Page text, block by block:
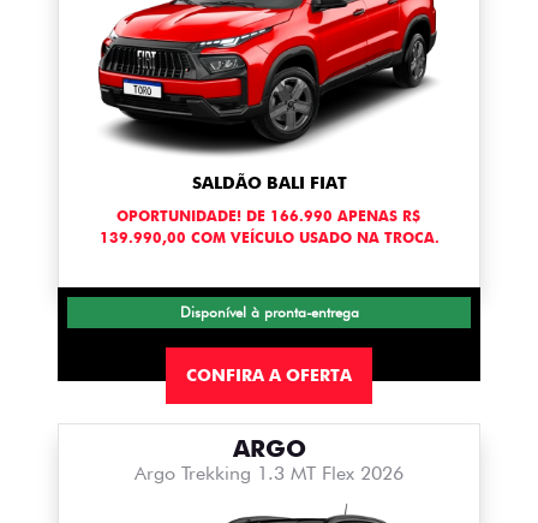
SALDÃO BALI FIAT
OPORTUNIDADE! DE 166.990 APENAS R$
139.990,00 COM VEÍCULO USADO NA TROCA.
Disponível à pronta-entrega
CONFIRA A OFERTA
ARGO
Argo Trekking 1.3 MT Flex 2026